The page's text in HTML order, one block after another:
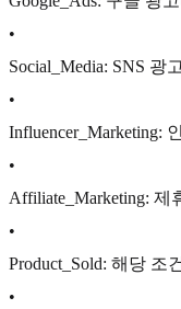
•
Social_Media: SNS 광
•
Influencer_Marketing:
•
Affiliate_Marketing: 제
•
Product_Sold: 해당
•